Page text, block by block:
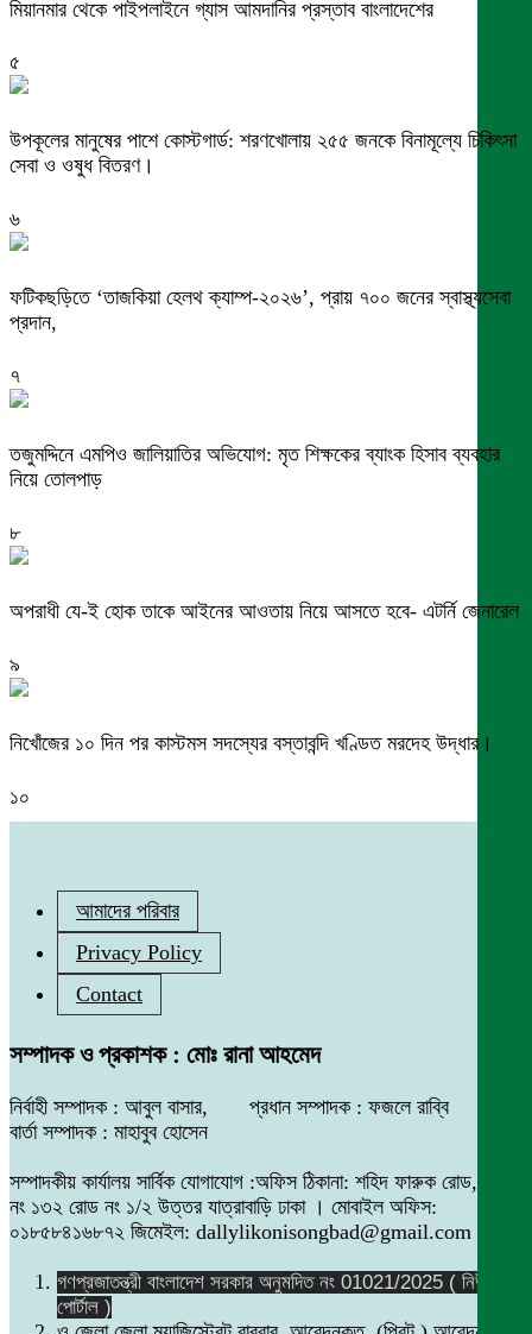
মিয়ানমার থেকে পাইপলাইনে গ্যাস আমদানির প্রস্তাব বাংলাদেশের
৫
উপকূলের মানুষের পাশে কোস্টগার্ড: শরণখোলায় ২৫৫ জনকে বিনামূল্যে চিকিৎসা
সেবা ও ওষুধ বিতরণ।
৬
ফটিকছড়িতে ‘তাজকিয়া হেলথ ক্যাম্প-২০২৬’, প্রায় ৭০০ জনের স্বাস্থ্যসেবা
প্রদান,
৭
তজুমদ্দিনে এমপিও জালিয়াতির অভিযোগ: মৃত শিক্ষকের ব্যাংক হিসাব ব্যবহার
নিয়ে তোলপাড়
৮
অপরাধী যে-ই হোক তাকে আইনের আওতায় নিয়ে আসতে হবে- এটর্নি জেনারেল
৯
নিখোঁজের ১০ দিন পর কাস্টমস সদস্যের বস্তাবন্দি খণ্ডিত মরদেহ উদ্ধার।
১০
আমাদের পরিবার
Privacy Policy
Contact
সম্পাদক ও প্রকাশক : মোঃ রানা আহমেদ
নির্বাহী সম্পাদক : আবুল বাসার, প্রধান সম্পাদক : ফজলে রাব্বি
বার্তা সম্পাদক : মাহাবুব হোসেন
সম্পাদকীয় কার্যালয় সার্বিক যোগাযোগ :অফিস ঠিকানা: শহিদ ফারুক রোড,বাসা
নং ১৩২ রোড নং ১/২ উত্তর যাত্রাবাড়ি ঢাকা । মোবাইল অফিস:
০১৮৫৮৪১৬৮৭২ জিমেইল: dallylikonisongbad@gmail.com
গণপ্রজাতন্ত্রী বাংলাদেশ সরকার অনুমদিত নং 01021/2025 ( নিউজ
পোর্টাল )